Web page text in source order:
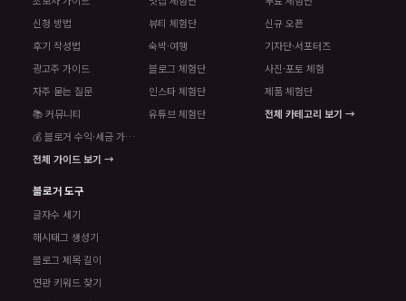
신청 방법
후기 작성법
광고주 가이드
자주 묻는 질문
📚 커뮤니티
💰 블로거 수익·세금 가이드
전체 가이드 보기 →
뷰티 체험단
숙박·여행
블로그 체험단
인스타 체험단
유튜브 체험단
신규 오픈
기자단·서포터즈
사진·포토 체험
제품 체험단
전체 카테고리 보기 →
블로거 도구
글자수 세기
해시태그 생성기
블로그 제목 길이
연관 키워드 찾기